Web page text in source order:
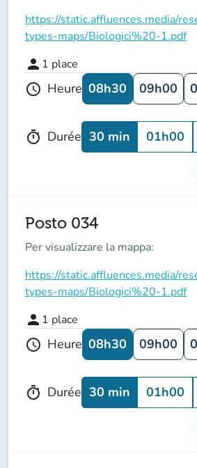
https://static.affluences.media/
types-maps/Biologici%20-1.pdf
person 1 place
schedule Heure 08h30 09h00
timer Durée 30 min 01h00
Posto 034
Per visualizzare la mappa:
https://static.affluences.media/
types-maps/Biologici%20-1.pdf
person 1 place
schedule Heure 08h30 09h00
timer Durée 30 min 01h00